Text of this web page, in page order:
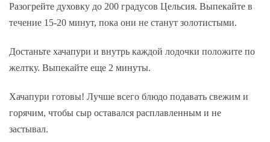
Разогрейте духовку до 200 градусов Цельсия. Выпекайте в
течение 15-20 минут, пока они не станут золотистыми.
Достаньте хачапури и внутрь каждой лодочки положите по
желтку. Выпекайте еще 2 минуты.
Хачапури готовы! Лучше всего блюдо подавать свежим и
горячим, чтобы сыр оставался расплавленным и не
застывал.